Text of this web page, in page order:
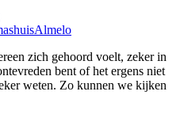
zich gehoord voelt, zeker in
bent of het ergens niet
weten. Zo kunnen we kijken